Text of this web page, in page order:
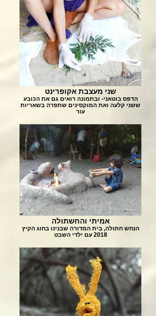
שני מעצבת אקופרינט
הדפס בוטאני- ובתמונה רואים גם את הכובע
ששני קלעה ואת המוקסינים שתפרה בשאריות
עור
אמיתי והחשתולה
הנחש חתולה, בית המדורה שבנינו בחוג הקיץ
2018 עם ילדי השבט